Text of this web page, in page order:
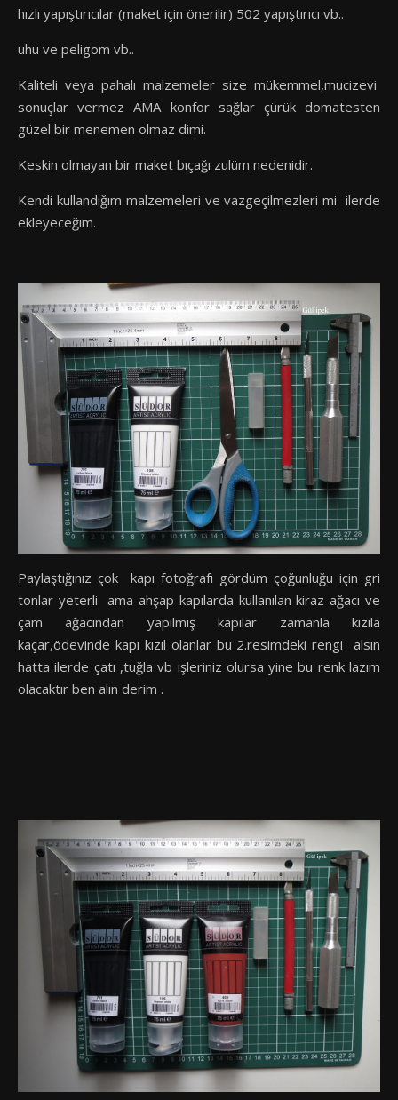
hızlı yapıştırıcılar (maket için önerilir) 502 yapıştırıcı vb..
uhu ve peligom vb..
Kaliteli veya pahalı malzemeler size mükemmel,mucizevi
sonuçlar vermez AMA konfor sağlar çürük domatesten
güzel bir menemen olmaz dimi.
Keskin olmayan bir maket bıçağı zulüm nedenidir.
Kendi kullandığım malzemeleri ve vazgeçilmezleri mi ilerde
ekleyeceğim.
Paylaştığınız çok kapı fotoğrafı gördüm çoğunluğu için gri
tonlar yeterli ama ahşap kapılarda kullanılan kiraz ağacı ve
çam ağacından yapılmış kapılar zamanla kızıla
kaçar,ödevinde kapı kızıl olanlar bu 2.resimdeki rengi alsın
hatta ilerde çatı ,tuğla vb işleriniz olursa yine bu renk lazım
olacaktır ben alın derim .